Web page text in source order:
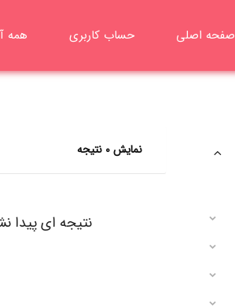
صفحه اصلی حساب کاربری همه
نمایش 0 نتیجه
نتیجه ای پیدا